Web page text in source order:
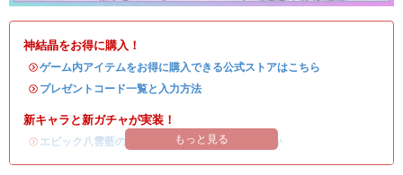
神結晶をお得に購入！
・ゲーム内アイテムをお得に購入できる公式ストアはこちら
・ プレゼントコード一覧と入力方法
新キャラと新ガチャが実装！
・ エピック八雲藍の評価 ガチャシミュ/ 引くべきか
もっと見る